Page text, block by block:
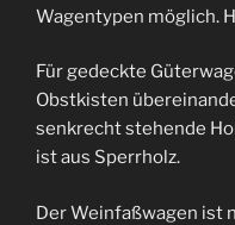
Wagentypen möglich.
Für gedeckte
Obstkisten
senkrecht stehende
ist aus Sperrholz.
Der Weinfaßwagen ist